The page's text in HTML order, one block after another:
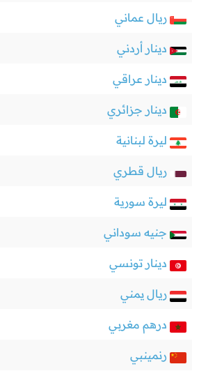
ريال عماني
دينار أردني
دينار عراقي
دينار جزائري
ليرة لبنانية
ريال قطري
ليرة سورية
جنيه سوداني
دينار تونسي
ريال يمني
درهم مغربي
رنمينبي